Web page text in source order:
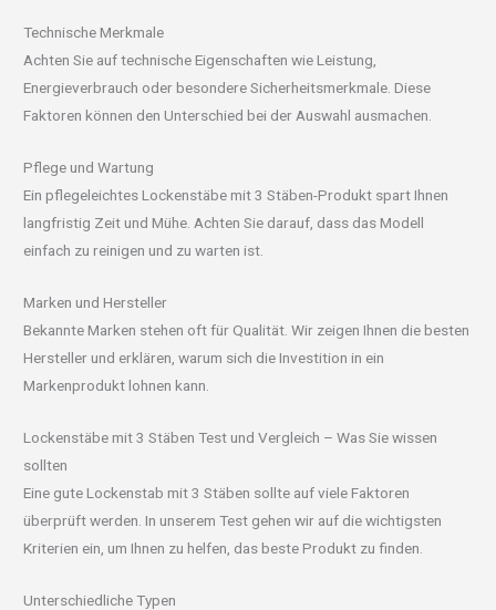
Technische Merkmale
Achten Sie auf technische Eigenschaften wie Leistung,
Energieverbrauch oder besondere Sicherheitsmerkmale. Diese
Faktoren können den Unterschied bei der Auswahl ausmachen.
Pflege und Wartung
Ein pflegeleichtes Lockenstäbe mit 3 Stäben-Produkt spart Ihnen
langfristig Zeit und Mühe. Achten Sie darauf, dass das Modell
einfach zu reinigen und zu warten ist.
Marken und Hersteller
Bekannte Marken stehen oft für Qualität. Wir zeigen Ihnen die besten
Hersteller und erklären, warum sich die Investition in ein
Markenprodukt lohnen kann.
Lockenstäbe mit 3 Stäben Test und Vergleich – Was Sie wissen
sollten
Eine gute Lockenstab mit 3 Stäben sollte auf viele Faktoren
überprüft werden. In unserem Test gehen wir auf die wichtigsten
Kriterien ein, um Ihnen zu helfen, das beste Produkt zu finden.
Unterschiedliche Typen